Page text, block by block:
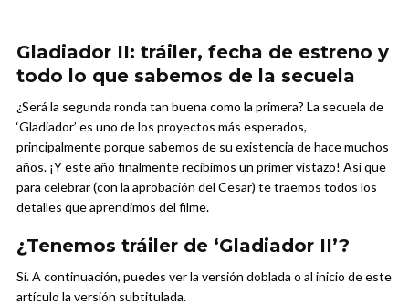
Gladiador II: tráiler, fecha de estreno y
todo lo que sabemos de la secuela
¿Será la segunda ronda tan buena como la primera? La secuela de
‘Gladiador’ es uno de los proyectos más esperados,
principalmente porque sabemos de su existencia de hace muchos
años. ¡Y este año finalmente recibimos un primer vistazo! Así que
para celebrar (con la aprobación del Cesar) te traemos todos los
detalles que aprendimos del filme.
¿Tenemos tráiler de ‘Gladiador II’?
Sí. A continuación, puedes ver la versión doblada o al inicio de este
artículo la versión subtitulada.